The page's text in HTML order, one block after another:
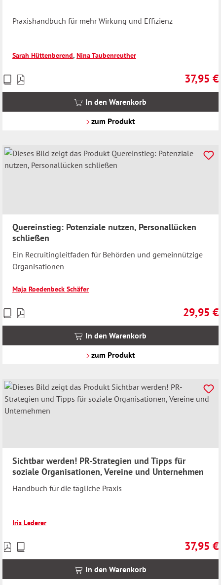
Praxishandbuch für mehr Wirkung und Effizienz
Sarah Hüttenberend, Nina Taubenreuther
37,95 €
Preise
inkl.
In den Warenkorb
zum Produkt
Quereinstieg: Potenziale nutzen, Personallücken
schließen
Ein Recruitingleitfaden für Behörden und gemeinnützige
Organisationen
Maja Roedenbeck Schäfer
29,95 €
Preise
inkl.
In den Warenkorb
zum Produkt
Sichtbar werden! PR-Strategien und Tipps für
soziale Organisationen, Vereine und Unternehmen
Handbuch für die tägliche Praxis
Iris Lederer
37,95 €
Preise
inkl.
In den Warenkorb